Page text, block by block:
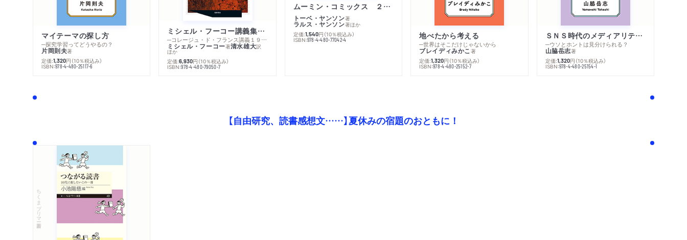
マイテーマの探し方
─探究学習ってどうやるの？
片岡則夫著
定価:1,320円 （10％税込み）
ISBN:978-4-480-25117-6
ミシェル・フーコー講義集成１０ 主体性と真理
─コレージュ・ド・フランス講義１９８０－１９８１年度
ミシェル・フーコー著清水雄大訳
ほか
定価:6,930円 （10％税込み）
ISBN:978-4-480-79050-7
ムーミン・コミックス ２ あこがれの遠い土地
トーベ・ヤンソン著
ラルス・ヤンソン著ほか
定価:1,540円 （10％税込み）
ISBN:978-4-480-77042-4 地べたから考える
─世界はそこだけじゃないから
ブレイディみかこ著
定価:1,320円 （10％税込み）
ISBN:978-4-480-25152-7
ＳＮＳ時代のメディアリテラシー
─ウソとホントは見分けられる？
山脇岳志著
定価:1,320円 （10％税込み）
ISBN:978-4-480-25154-1
【自由研究、読書感想文……】夏休みの宿題のおともに！
ちくまプリマー新書